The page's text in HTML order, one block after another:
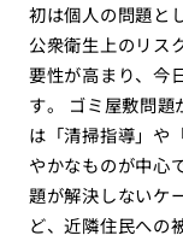
初は個人の問題と
公衆衛生上のリス
要性が高まり、今
す。 ゴミ屋敷問
は「清掃指導」や
やかなものが中心
題が解決しないケ
ど、近隣住民への